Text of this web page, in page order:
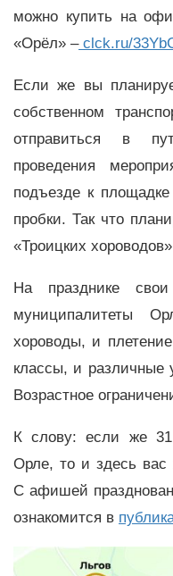
можно купить на
«Орёл» –clck.ru/
Если же вы
собственном
отправиться в
проведения
подъезде к
пробки. Так что
«Троицких
На празднике
муниципалитеты
хороводы, и
классы, и различные
Возрастное
К слову: если же
Орле, то и здесь вас
С афишей
ознакомится в